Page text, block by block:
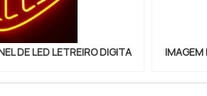
DE LED LETREIRO DIGITA IMAGEM